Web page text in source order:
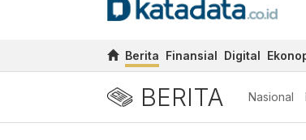
Berita Finansial Digital
BERITA Nasional